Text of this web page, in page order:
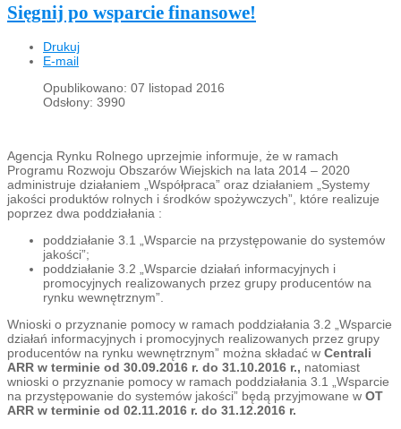
Sięgnij po wsparcie finansowe!
Drukuj
E-mail
Opublikowano: 07 listopad 2016
Odsłony: 3990
Agencja Rynku Rolnego uprzejmie informuje, że w ramach
Programu Rozwoju Obszarów Wiejskich na lata 2014 – 2020
administruje działaniem „Współpraca” oraz działaniem „Systemy
jakości produktów rolnych i środków spożywczych”, które realizuje
poprzez dwa poddziałania :
poddziałanie 3.1 „Wsparcie na przystępowanie do systemów
jakości”;
poddziałanie 3.2 „Wsparcie działań informacyjnych i
promocyjnych realizowanych przez grupy producentów na
rynku wewnętrznym”.
Wnioski o przyznanie pomocy w ramach poddziałania 3.2 „Wsparcie
działań informacyjnych i promocyjnych realizowanych przez grupy
producentów na rynku wewnętrznym” można składać w Centrali
ARR w terminie od 30.09.2016 r. do 31.10.2016 r., natomiast
wnioski o przyznanie pomocy w ramach poddziałania 3.1 „Wsparcie
na przystępowanie do systemów jakości” będą przyjmowane w OT
ARR w terminie od 02.11.2016 r. do 31.12.2016 r.